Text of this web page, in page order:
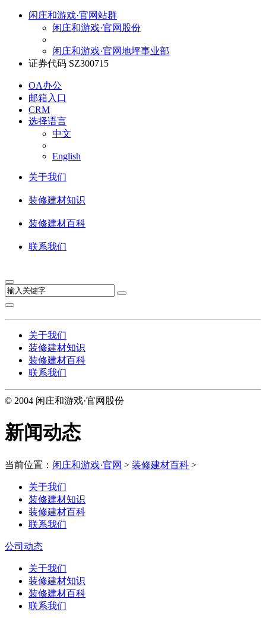
闲庄和游戏·官网站群
闲庄和游戏·官网股份
闲庄和游戏·官网地坪事业部
证券代码 SZ300715
OA办公
邮箱入口
CRM
选择语言
中文
English
关于我们
装修建材知识
装修建材百科
联系我们
关于我们
装修建材知识
装修建材百科
联系我们
© 2004 闲庄和游戏·官网股份
新闻动态
当前位置： 闲庄和游戏·官网 > 装修建材百科 >
关于我们
装修建材知识
装修建材百科
联系我们
公司动态
关于我们
装修建材知识
装修建材百科
联系我们